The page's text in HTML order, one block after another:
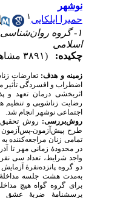
نوشهر
حمیرا ایلکایی
۱- گروه روان‌شناسی،
اسلامی
چکیده:
زمینه و هدف: تعارضات
اضطراب و افسردگی تأثیر
اثربخشی درمان تعهد و
رضایت زناشویی و تنظیم
اجتماعی نوشهر انجام شد.
روش‌بررسی: روش تحقیق
طرح پیش‌آزمون-پس‌آزمون
تمامی زنان مراجعه‌کننده
واجد شرایط، تعداد سی
دو گروه پانزده‌نفرهٔ
به‌مدت هشت جلسه مداخلهٔ
برای گروه گواه هیچ